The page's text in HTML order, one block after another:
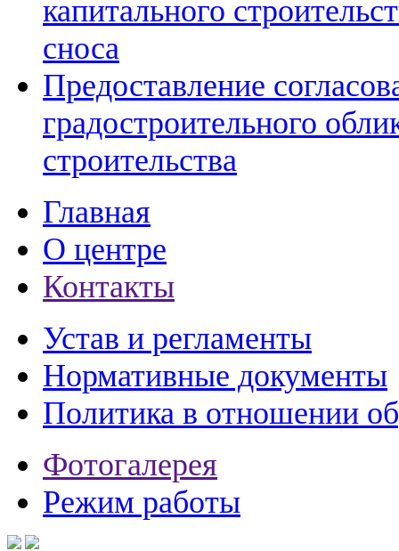
капитального
сноса
Предоставление
градостроительного
строительства
Главная
О центре
Контакты
Устав и регламенты
Нормативные документы
Политика в отношении
Фотогалерея
Режим работы